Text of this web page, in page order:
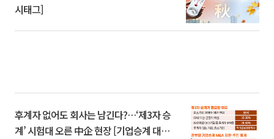
시태그]
후계자 없어도 회사는 남긴다?…‘제3자 승
계’ 시험대 오른 中企 현장 [기업승계 대전